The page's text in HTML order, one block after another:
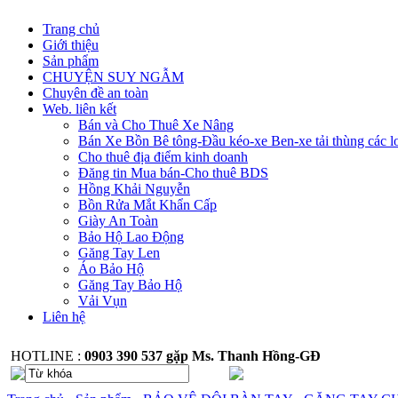
Trang chủ
Giới thiệu
Sản phẩm
CHUYỆN SUY NGẪM
Chuyên đề an toàn
Web. liên kết
Bán và Cho Thuê Xe Nâng
Bán Xe Bồn Bê tông-Đầu kéo-xe Ben-xe tải thùng các
Cho thuê địa điểm kinh doanh
Đăng tin Mua bán-Cho thuê BDS
Hồng Khải Nguyễn
Bồn Rửa Mắt Khẩn Cấp
Giày An Toàn
Bảo Hộ Lao Động
Găng Tay Len
Áo Bảo Hộ
Găng Tay Bảo Hộ
Vải Vụn
Liên hệ
HOTLINE : 0903 390 537 gặp Ms. Thanh Hồng-GĐ